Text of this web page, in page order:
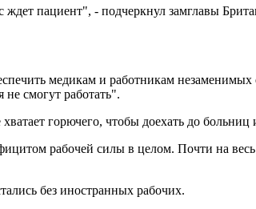
пациент", - подчеркнул замглавы
медикам и работникам
смогут работать".
горючего, чтобы доехать до
рабочей силы в целом. Почти на
без иностранных рабочих.